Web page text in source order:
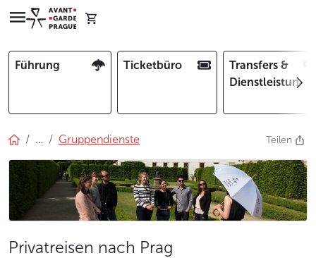
Führung Ticketbüro
Transfers &
… Gruppendienste Teilen
Privatreisen nach Prag